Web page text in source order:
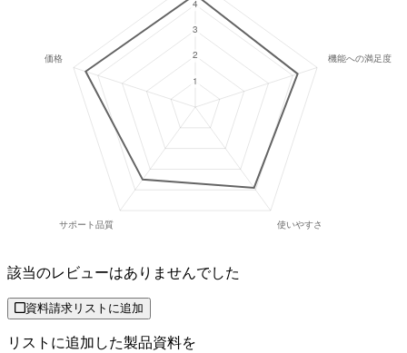
該当のレビューはありませんでした
資料請求リストに追加
リストに追加した製品資料を